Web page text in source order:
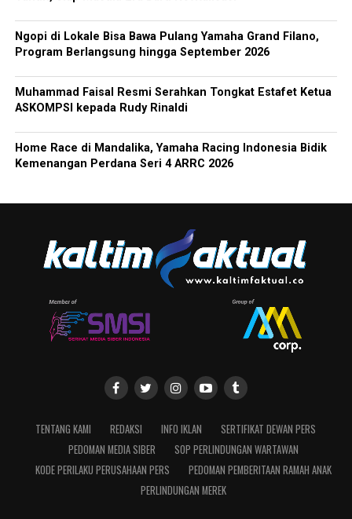
Ngopi di Lokale Bisa Bawa Pulang Yamaha Grand Filano,
Program Berlangsung hingga September 2026
Muhammad Faisal Resmi Serahkan Tongkat Estafet Ketua
ASKOMPSI kepada Rudy Rinaldi
Home Race di Mandalika, Yamaha Racing Indonesia Bidik
Kemenangan Perdana Seri 4 ARRC 2026
TENTANG KAMI REDAKSI INFO IKLAN
SERTIFIKAT DEWAN PERS
PEDOMAN MEDIA SIBER
SOP PERLINDUNGAN WARTAWAN
KODE PERILAKU PERUSAHAAN PERS
PEDOMAN PEMBERITAAN RAMAH ANAK
PERLINDUNGAN MEREK